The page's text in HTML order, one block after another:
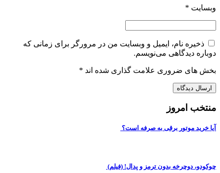
وبسایت *
ذخیره نام، ایمیل و وبسایت من در مرورگر برای زمانی که
دوباره دیدگاهی می‌نویسم.
بخش های ضروری علامت گذاری شده اند *
منتخب امروز
آیا خرید موتور برقی به صرفه است؟
چوکودو، دوچرخه بدون ترمز و پدال! (فیلم)